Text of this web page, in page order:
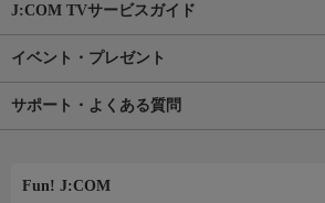
J:COM TVサービスガイド
イベント・プレゼント
サポート・よくある質問
Fun! J:COM